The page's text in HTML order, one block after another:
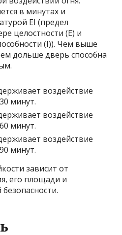
в минутах и
EI (предел
целостности (E) и
(I)). Чем выше
дольше дверь способна
воздействие
минут.
воздействие
минут.
воздействие
минут.
зависит от
его площади и